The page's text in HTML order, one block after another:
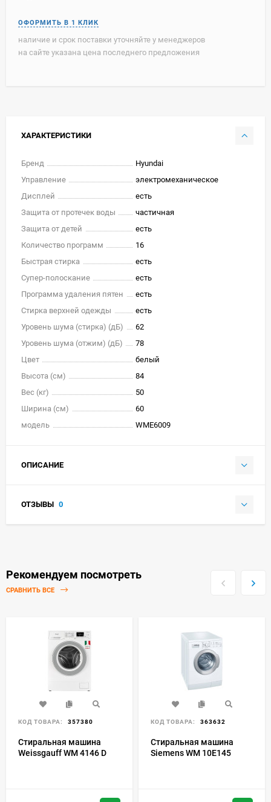
наличие и срок поставки уточняйте у менеджеров
на сайте указана цена последнего предложения
ХАРАКТЕРИСТИКИ
Бренд
Hyundai
Управление
электромеханическое
Дисплей
есть
Защита от протечек воды
частичная
Защита от детей
есть
Количество программ
16
Быстрая стирка
есть
Супер-полоскание
есть
Программа удаления пятен
есть
Стирка верхней одежды
есть
Уровень шума (стирка) (дБ)
62
Уровень шума (отжим) (дБ)
78
Цвет
белый
Высота (см)
84
Вес (кг)
50
Ширина (см)
60
модель
WME6009
ОПИСАНИЕ
ОТЗЫВЫ 0
Рекомендуем посмотреть
СРАВНИТЬ ВСЕ
КОД ТОВАРА: 357380
Стиральная машина
Weissgauff WM 4146 D
КОД ТОВАРА: 363632
Стиральная машина
Siemens WM 10E145